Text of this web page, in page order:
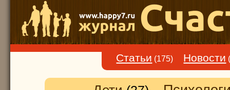
Статьи (175) Новости